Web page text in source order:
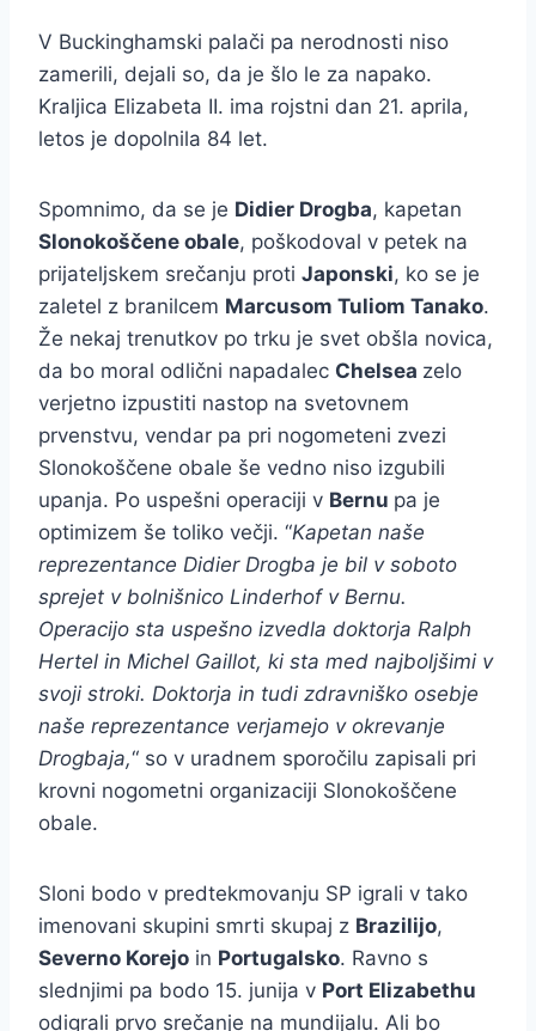
V Buckinghamski palači pa nerodnosti niso
zamerili, dejali so, da je šlo le za napako.
Kraljica Elizabeta II. ima rojstni dan 21. aprila,
letos je dopolnila 84 let.
Spomnimo, da se je Didier Drogba, kapetan
Slonokoščene obale, poškodoval v petek na
prijateljskem srečanju proti Japonski, ko se je
zaletel z branilcem Marcusom Tuliom Tanako.
Že nekaj trenutkov po trku je svet obšla novica,
da bo moral odlični napadalec Chelsea zelo
verjetno izpustiti nastop na svetovnem
prvenstvu, vendar pa pri nogometeni zvezi
Slonokoščene obale še vedno niso izgubili
upanja. Po uspešni operaciji v Bernu pa je
optimizem še toliko večji. “Kapetan naše
reprezentance Didier Drogba je bil v soboto
sprejet v bolnišnico Linderhof v Bernu.
Operacijo sta uspešno izvedla doktorja Ralph
Hertel in Michel Gaillot, ki sta med najboljšimi v
svoji stroki. Doktorja in tudi zdravniško osebje
naše reprezentance verjamejo v okrevanje
Drogbaja,“ so v uradnem sporočilu zapisali pri
krovni nogometni organizaciji Slonokoščene
obale.
Sloni bodo v predtekmovanju SP igrali v tako
imenovani skupini smrti skupaj z Brazilijo,
Severno Korejo in Portugalsko. Ravno s
slednjimi pa bodo 15. junija v Port Elizabethu
odigrali prvo srečanje na mundijalu. Ali bo